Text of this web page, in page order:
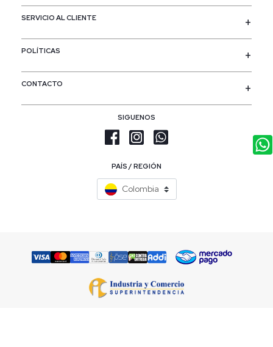
SERVICIO AL CLIENTE
POLÍTICAS
SIGUENOS
PAÍS / REGIÓN
Colombia
CONTACTO